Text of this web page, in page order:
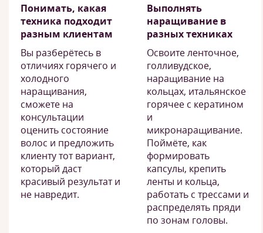
Понимать, какая
техника подходит
разным клиентам
Вы разберётесь в
отличиях горячего и
холодного
наращивания,
сможете на
консультации
оценить состояние
волос и предложить
клиенту тот вариант,
который даст
красивый результат и
не навредит.
Выполнять
наращивание в
разных техниках
Освоите ленточное,
голливудское,
наращивание на
кольцах, итальянское
горячее с кератином
и
микронаращивание.
Поймёте, как
формировать
капсулы, крепить
ленты и кольца,
работать с трессами и
распределять пряди
по зонам головы.